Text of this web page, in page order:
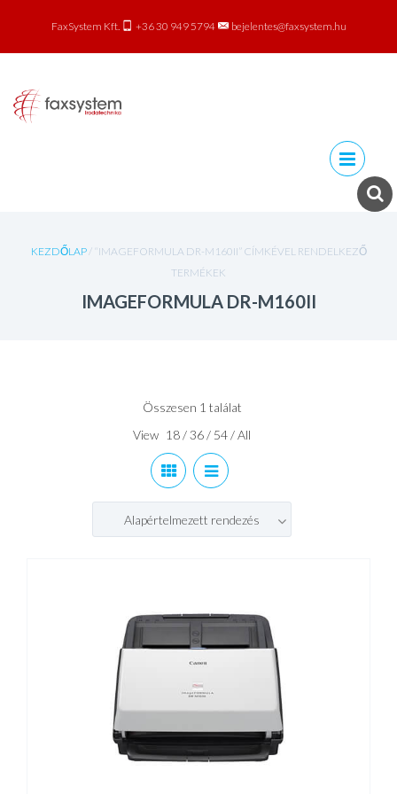
FaxSystem Kft. +36 30 949 5794 bejelentes@faxsystem.hu
Skip to
content
KEZDŐLAP/ “IMAGEFORMULA DR-M160II” CÍMKÉVEL RENDELKEZŐ
TERMÉKEK
IMAGEFORMULA DR-M160II
Összesen 1 találat
View 18/36/ 54/All
Alapértelmezett rendezés